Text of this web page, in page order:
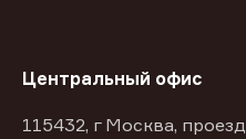
Центральный офис
115432, г Москва, проезд